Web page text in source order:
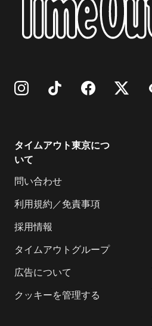
タイムアウト東京につ
いて
問い合わせ
利用規約／免責事項
採用情報
タイムアウトグループ
広告について
クッキーを管理する